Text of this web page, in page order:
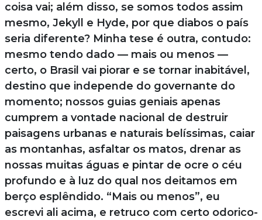
coisa vai; além disso, se somos todos assim
mesmo, Jekyll e Hyde, por que diabos o país
seria diferente? Minha tese é outra, contudo:
mesmo tendo dado — mais ou menos —
certo, o Brasil vai piorar e se tornar inabitável,
destino que independe do governante do
momento; nossos guias geniais apenas
cumprem a vontade nacional de destruir
paisagens urbanas e naturais belíssimas, caiar
as montanhas, asfaltar os matos, drenar as
nossas muitas águas e pintar de ocre o céu
profundo e à luz do qual nos deitamos em
berço esplêndido. “Mais ou menos”, eu
escrevi ali acima, e retruco com certo odorico-